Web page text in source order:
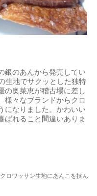
銀のあんから発売してい
生地でサクッとした独特
の奥菜恵が稽古場に差し
様々なブランドからクロ
になりました。かわいい
ばれること間違いありま
ロワッサン生地にあんこを挟ん